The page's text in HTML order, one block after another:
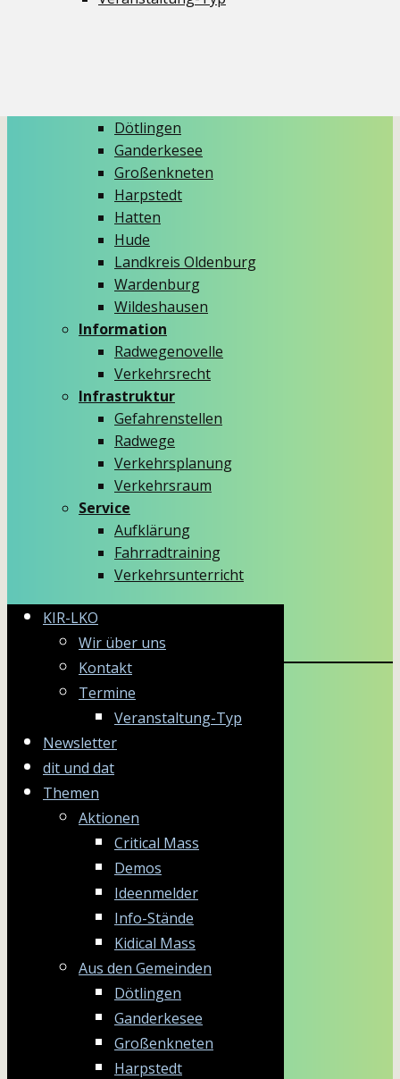
Dötlingen
Ganderkesee
Großenkneten
Harpstedt
Hatten
Hude
Landkreis Oldenburg
Wardenburg
Wildeshausen
Information
Radwegenovelle
Verkehrsrecht
Infrastruktur
Gefahrenstellen
Radwege
Verkehrsplanung
Verkehrsraum
Service
Aufklärung
Fahrradtraining
Verkehrsunterricht
KIR-LKO
Wir über uns
Kontakt
Termine
Veranstaltung-Typ
Newsletter
dit und dat
Themen
Aktionen
Critical Mass
Demos
Ideenmelder
Info-Stände
Kidical Mass
Aus den Gemeinden
Dötlingen
Ganderkesee
Großenkneten
Harpstedt